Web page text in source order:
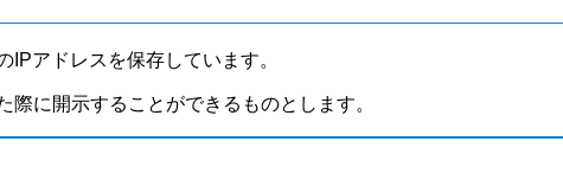
アドレスを保存しています。
に開示することができるものとします。